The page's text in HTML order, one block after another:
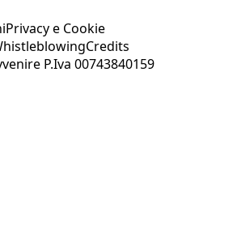
Privacy e Cookie
Credits
P.Iva 00743840159